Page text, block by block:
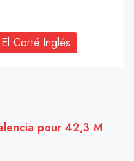
El Corté Inglés
pour 42,3 M